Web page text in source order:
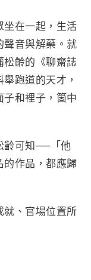
坐在一起，生活
聲音與解藥。就
松齡的《聊齋誌
跑道的天才，
和裡子，箇中
齡可知──「他
的作品，都應歸
就、官場位置所